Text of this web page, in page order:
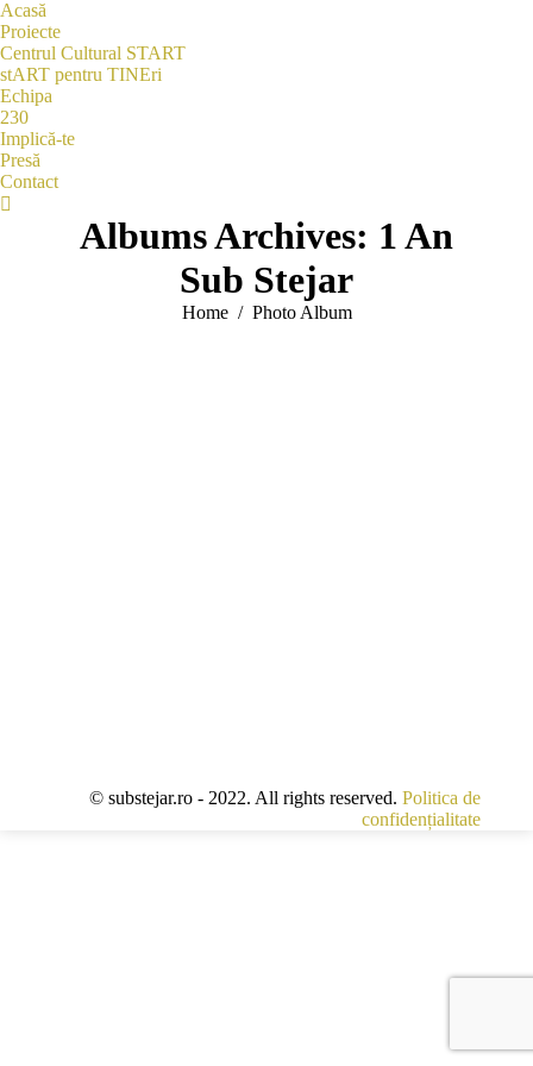
Acasă
Proiecte
Centrul Cultural START
stART pentru TINEri
Echipa
230
Implică-te
Presă
Contact
Search:
Albums Archives: 1 An
Sub Stejar
You are here:
Home Photo Album
© substejar.ro - 2022. All rights reserved. Politica de
confidențialitate